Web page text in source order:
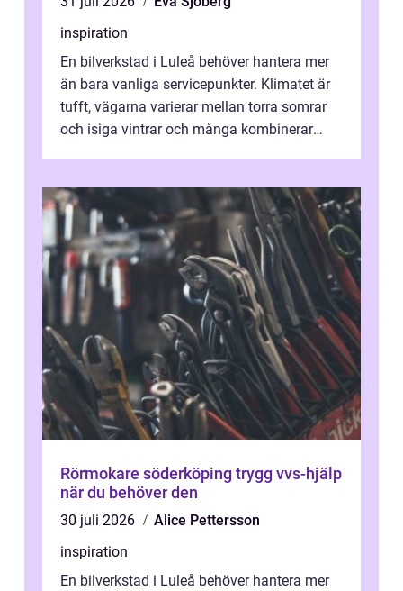
inspiration
En bilverkstad i Luleå behöver hantera mer
än bara vanliga servicepunkter. Klimatet är
tufft, vägarna varierar mellan torra somrar
och isiga vintrar och många kombinerar
Rörmokare söderköping trygg vvs-hjälp
när du behöver den
30 juli 2026
Alice Pettersson
inspiration
En bilverkstad i Luleå behöver hantera mer